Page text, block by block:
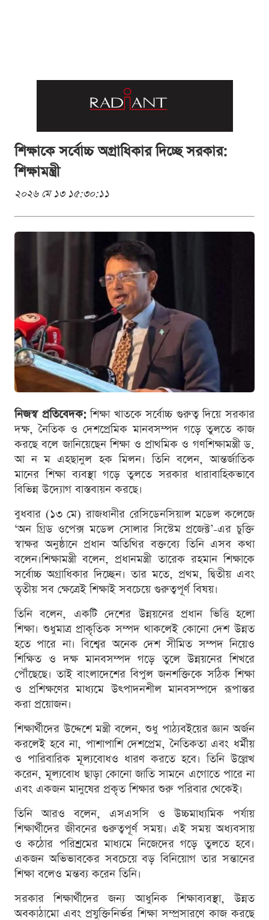
শিক্ষাকে সর্বোচ্চ অগ্রাধিকার দিচ্ছে সরকার:
শিক্ষামন্ত্রী
২০২৬ মে ১৩ ১৫:৩০:১১
নিজস্ব প্রতিবেদক:শিক্ষা খাতকে সর্বোচ্চ গুরুত্ব দিয়ে সরকার
দক্ষ, নৈতিক ও দেশপ্রেমিক মানবসম্পদ গড়ে তুলতে কাজ
করছে বলে জানিয়েছেন শিক্ষা ও প্রাথমিক ও গণশিক্ষামন্ত্রী ড.
আ ন ম এহছানুল হক মিলন। তিনি বলেন, আন্তর্জাতিক
মানের শিক্ষা ব্যবস্থা গড়ে তুলতে সরকার ধারাবাহিকভাবে
বিভিন্ন উদ্যোগ বাস্তবায়ন করছে।
বুধবার (১৩ মে) রাজধানীর রেসিডেনসিয়াল মডেল কলেজে
‘অন গ্রিড ওপেক্স মডেল সোলার সিস্টেম প্রজেক্ট’-এর চুক্তি
স্বাক্ষর অনুষ্ঠানে প্রধান অতিথির বক্তব্যে তিনি এসব কথা
বলেন।শিক্ষামন্ত্রী বলেন, প্রধানমন্ত্রী তারেক রহমান শিক্ষাকে
সর্বোচ্চ অগ্রাধিকার দিচ্ছেন। তার মতে, প্রথম, দ্বিতীয় এবং
তৃতীয় সব ক্ষেত্রেই শিক্ষাই সবচেয়ে গুরুত্বপূর্ণ বিষয়।
তিনি বলেন, একটি দেশের উন্নয়নের প্রধান ভিত্তি হলো
শিক্ষা। শুধুমাত্র প্রাকৃতিক সম্পদ থাকলেই কোনো দেশ উন্নত
হতে পারে না। বিশ্বের অনেক দেশ সীমিত সম্পদ নিয়েও
শিক্ষিত ও দক্ষ মানবসম্পদ গড়ে তুলে উন্নয়নের শিখরে
পৌঁছেছে। তাই বাংলাদেশের বিপুল জনশক্তিকে সঠিক শিক্ষা
ও প্রশিক্ষণের মাধ্যমে উৎপাদনশীল মানবসম্পদে রূপান্তর
করা প্রয়োজন।
শিক্ষার্থীদের উদ্দেশে মন্ত্রী বলেন, শুধু পাঠ্যবইয়ের জ্ঞান অর্জন
করলেই হবে না, পাশাপাশি দেশপ্রেম, নৈতিকতা এবং ধর্মীয়
ও পারিবারিক মূল্যবোধও ধারণ করতে হবে। তিনি উল্লেখ
করেন, মূল্যবোধ ছাড়া কোনো জাতি সামনে এগোতে পারে না
এবং একজন মানুষের প্রকৃত শিক্ষার শুরু পরিবার থেকেই।
তিনি আরও বলেন, এসএসসি ও উচ্চমাধ্যমিক পর্যায়
শিক্ষার্থীদের জীবনের গুরুত্বপূর্ণ সময়। এই সময় অধ্যবসায়
ও কঠোর পরিশ্রমের মাধ্যমে নিজেদের গড়ে তুলতে হবে।
একজন অভিভাবকের সবচেয়ে বড় বিনিয়োগ তার সন্তানের
শিক্ষা বলেও মন্তব্য করেন তিনি।
সরকার শিক্ষার্থীদের জন্য আধুনিক শিক্ষাব্যবস্থা, উন্নত
অবকাঠামো এবং প্রযুক্তিনির্ভর শিক্ষা সম্প্রসারণে কাজ করছে